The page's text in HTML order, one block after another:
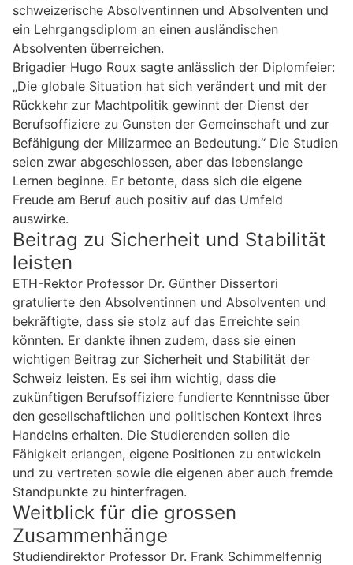
schweizerische Absolventinnen und Absolventen und
ein Lehrgangsdiplom an einen ausländischen
Absolventen überreichen.
Brigadier Hugo Roux sagte anlässlich der Diplomfeier:
„Die globale Situation hat sich verändert und mit der
Rückkehr zur Machtpolitik gewinnt der Dienst der
Berufsoffiziere zu Gunsten der Gemeinschaft und zur
Befähigung der Milizarmee an Bedeutung.“ Die Studien
seien zwar abgeschlossen, aber das lebenslange
Lernen beginne. Er betonte, dass sich die eigene
Freude am Beruf auch positiv auf das Umfeld
auswirke.
Beitrag zu Sicherheit und Stabilität
leisten
ETH-Rektor Professor Dr. Günther Dissertori
gratulierte den Absolventinnen und Absolventen und
bekräftigte, dass sie stolz auf das Erreichte sein
könnten. Er dankte ihnen zudem, dass sie einen
wichtigen Beitrag zur Sicherheit und Stabilität der
Schweiz leisten. Es sei ihm wichtig, dass die
zukünftigen Berufsoffiziere fundierte Kenntnisse über
den gesellschaftlichen und politischen Kontext ihres
Handelns erhalten. Die Studierenden sollen die
Fähigkeit erlangen, eigene Positionen zu entwickeln
und zu vertreten sowie die eigenen aber auch fremde
Standpunkte zu hinterfragen.
Weitblick für die grossen
Zusammenhänge
Studiendirektor Professor Dr. Frank Schimmelfennig